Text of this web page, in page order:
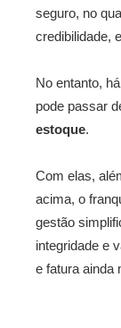
seguro, no
credibilidade,
No entanto,
pode passar
estoque.
Com elas,
acima, o
gestão
integridade e
e fatura ainda